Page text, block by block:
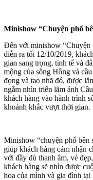
Minishow “Chuyện phố
Đến với minishow “Chuyện
diễn ra tối 12/10/2019,
gian sang trọng, tinh tế và
mộng của sông Hồng và
đọng và tao nhã đó, được
ngắm nhìn triển lãm ảnh
khách hàng vào hành trình
khoảnh khắc vượt thời gian.
Minishow “chuyện phố bên
giúp khách hàng cảm nhận
với đầy đủ thanh âm, vẻ
khách hàng sẽ nhìn được
hoa của mình và gia đình